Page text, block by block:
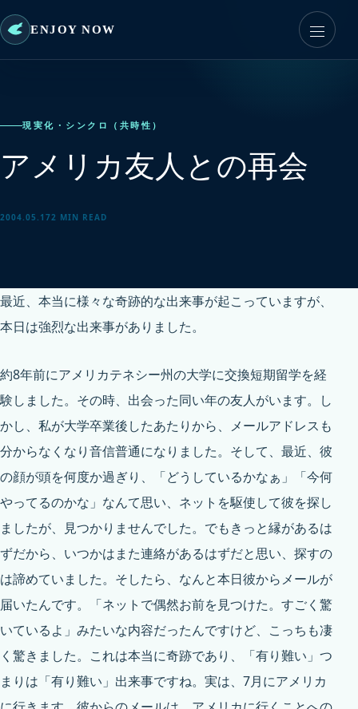
ENJOY NOW
現実化・シンクロ（共時性）
アメリカ友人との再会
2004.05.172 MIN READ
最近、本当に様々な奇跡的な出来事が起こっていますが、
本日は強烈な出来事がありました。
約8年前にアメリカテネシー州の大学に交換短期留学を経
験しました。その時、出会った同い年の友人がいます。し
かし、私が大学卒業後したあたりから、メールアドレスも
分からなくなり音信普通になりました。そして、最近、彼
の顔が頭を何度か過ぎり、「どうしているかなぁ」「今何
やってるのかな」なんて思い、ネットを駆使して彼を探し
ましたが、見つかりませんでした。でもきっと縁があるは
ずだから、いつかはまた連絡があるはずだと思い、探すの
は諦めていました。そしたら、なんと本日彼からメールが
届いたんです。「ネットで偶然お前を見つけた。すごく驚
いているよ」みたいな内容だったんですけど、こっちも凄
く驚きました。これは本当に奇跡であり、「有り難い」つ
まりは「有り難い」出来事ですね。実は、7月にアメリカ